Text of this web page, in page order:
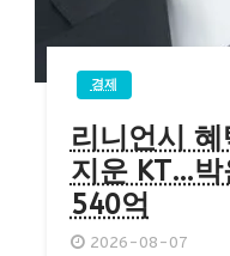
경제
리니언시
지운 KT…박
540억
2026-08-07